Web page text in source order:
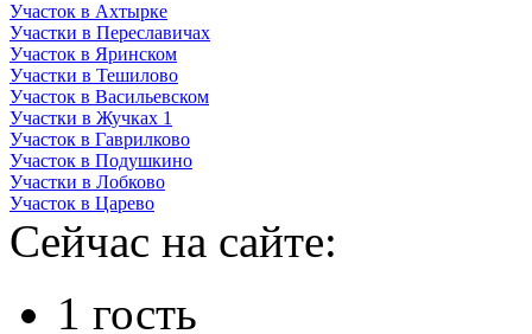
Участок в Ахтырке
Участки в Переславичах
Участок в Яринском
Участки в Тешилово
Участок в Васильевском
Участки в Жучках 1
Участок в Гаврилково
Участок в Подушкино
Участки в Лобково
Участок в Царево
Сейчас на сайте:
1 гость